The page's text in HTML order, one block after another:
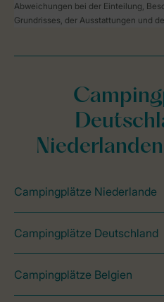
Abweichungen bei der Einteilung,
Grundrisses, der Ausstattungen und
Campingplätze Niederlande
Campingplätze Deutschland
Campingplätze Belgien